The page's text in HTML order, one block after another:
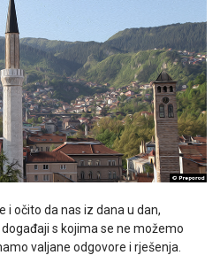
i očito da nas iz dana u dan,
s kojima se ne možemo
valjane odgovore i rješenja.